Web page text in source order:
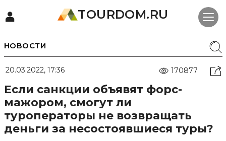
TOURDOM.RU
НОВОСТИ
20.03.2022, 17:36 170877
Если санкции объявят форс-
мажором, смогут ли
туроператоры не возвращать
деньги за несостоявшиеся туры?